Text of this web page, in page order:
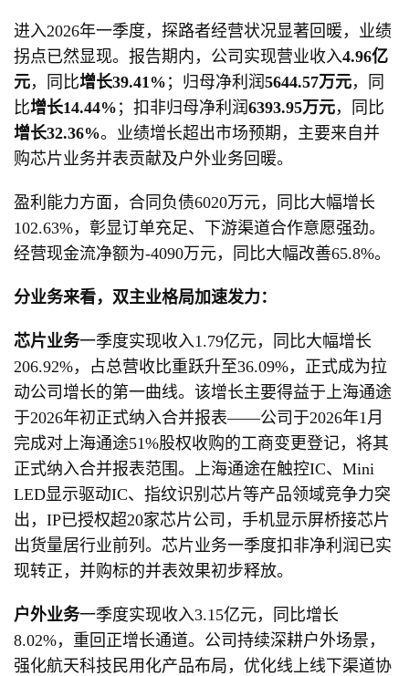
进入2026年一季度，探路者经营状况显著回暖，业绩
拐点已然显现。报告期内，公司实现营业收入4.96亿
元，同比增长39.41% ；归母净利润5644.57万元，同
比增长14.44% ；扣非归母净利润6393.95万元，同比
增长32.36%。业绩增长超出市场预期，主要来自并
购芯片业务并表贡献及户外业务回暖。
盈利能力方面，合同负债6020万元，同比大幅增长
102.63%，彰显订单充足、下游渠道合作意愿强劲。
经营现金流净额为-4090万元，同比大幅改善65.8%。
分业务来看，双主业格局加速发力：
芯片业务一季度实现收入1.79亿元，同比大幅增长
206.92%，占总营收比重跃升至36.09%，正式成为拉
动公司增长的第一曲线。该增长主要得益于上海通途
于2026年初正式纳入合并报表——公司于2026年1月
完成对上海通途51%股权收购的工商变更登记，将其
正式纳入合并报表范围。上海通途在触控IC、Mini
LED显示驱动IC、指纹识别芯片等产品领域竞争力突
出，IP已授权超20家芯片公司，手机显示屏桥接芯片
出货量居行业前列。芯片业务一季度扣非净利润已实
现转正，并购标的并表效果初步释放。
户外业务一季度实现收入3.15亿元，同比增长
8.02%，重回正增长通道。公司持续深耕户外场景，
强化航天科技民用化产品布局，优化线上线下渠道协